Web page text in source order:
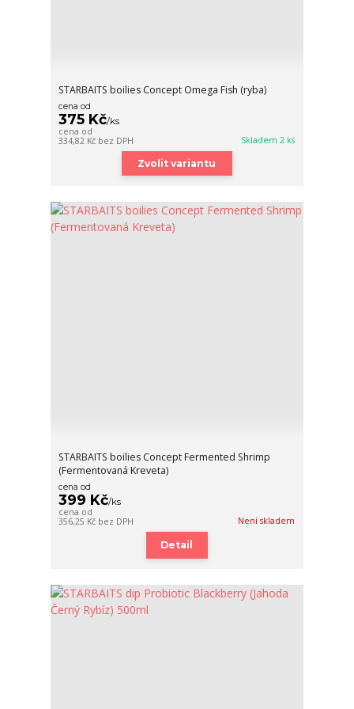
STARBAITS boilies Concept Omega Fish (ryba)
cena od
375 Kč/ks
cena od
334,82 Kč bez DPH Skladem 2 ks
Zvolit variantu
STARBAITS boilies Concept Fermented Shrimp
(Fermentovaná Kreveta)
cena od
399 Kč/ks
cena od
356,25 Kč bez DPH Není skladem
Detail